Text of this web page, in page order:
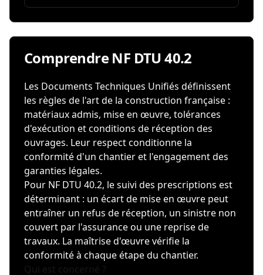
Comprendre NF DTU 40.2
Les Documents Techniques Unifiés définissent
les règles de l'art de la construction française :
matériaux admis, mise en œuvre, tolérances
d'exécution et conditions de réception des
ouvrages. Leur respect conditionne la
conformité d'un chantier et l'engagement des
garanties légales.
Pour NF DTU 40.2, le suivi des prescriptions est
déterminant : un écart de mise en œuvre peut
entraîner un refus de réception, un sinistre non
couvert par l'assurance ou une reprise de
travaux. La maîtrise d'œuvre vérifie la
conformité à chaque étape du chantier.